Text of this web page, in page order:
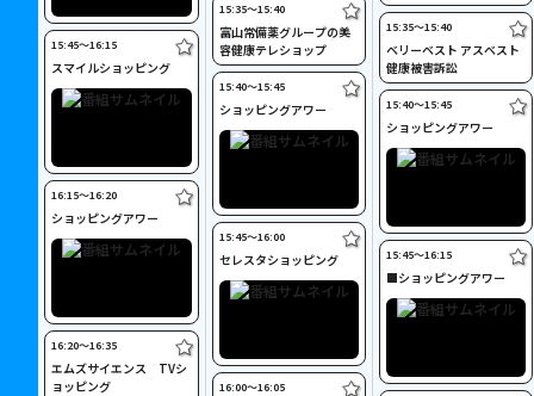
15:45〜16:15
スマイルショッピング
16:15〜16:20
ショッピングアワー
16:20〜16:35
エムズサイエンス TVシ
ョッピング
15:35〜15:40
富山常備薬グループの美
容健康テレショップ
15:40〜15:45
ショッピングアワー
15:45〜16:00
セレスタショッピング
16:00〜16:05
15:35〜15:40
ベリーベスト アスベスト
健康被害訴訟
15:40〜15:45
ショッピングアワー
15:45〜16:15
■ショッピングアワー